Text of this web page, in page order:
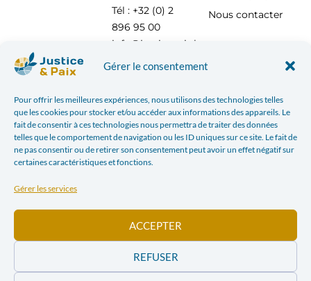
Gérer le consentement
Pour offrir les meilleures expériences, nous utilisons des technologies telles
que les cookies pour stocker et/ou accéder aux informations des appareils. Le
fait de consentir à ces technologies nous permettra de traiter des données
telles que le comportement de navigation ou les ID uniques sur ce site. Le fait de
ne pas consentir ou de retirer son consentement peut avoir un effet négatif sur
certaines caractéristiques et fonctions.
Gérer les services
ACCEPTER
REFUSER
Tél : +32 (0) 2
896 95 00
info@justicepaix.be
Nous contacter
Avec le soutien de :